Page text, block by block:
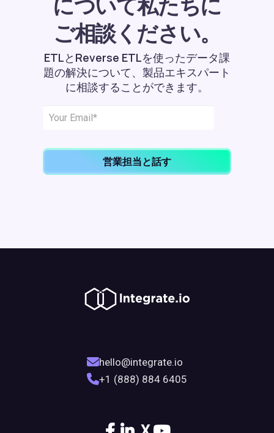
ご相談ください。
ETLとReverse ETLを使ったデータ課
題の解決について、製品エキスパート
に相談することができます。
営業担当と話す
hello@integrate.io
+1 (888) 884 6405